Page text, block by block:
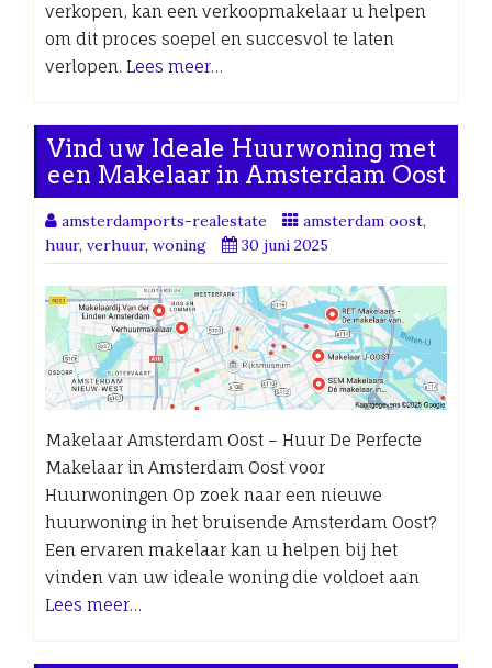
verkopen, kan een verkoopmakelaar u helpen
om dit proces soepel en succesvol te laten
verlopen. Lees meer…
Vind uw Ideale Huurwoning met
een Makelaar in Amsterdam Oost
amsterdamports-realestate amsterdam oost,
huur, verhuur, woning 30 juni 2025
Makelaar Amsterdam Oost – Huur De Perfecte
Makelaar in Amsterdam Oost voor
Huurwoningen Op zoek naar een nieuwe
huurwoning in het bruisende Amsterdam Oost?
Een ervaren makelaar kan u helpen bij het
vinden van uw ideale woning die voldoet aan
Lees meer…